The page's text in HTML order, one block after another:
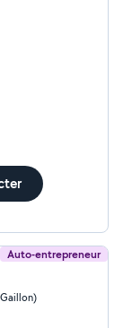
Auto-entrepreneur